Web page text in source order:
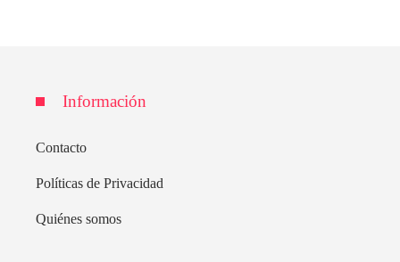
Información
Contacto
Políticas de Privacidad
Quiénes somos